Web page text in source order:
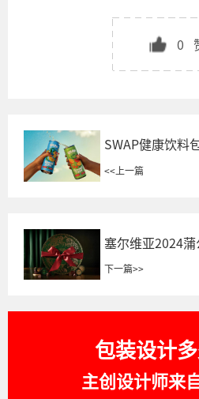
0
SWAP健康饮料
<< 上一篇
塞尔维亚2024
包装设计
下一篇>>
包装设计多
主创设计师来